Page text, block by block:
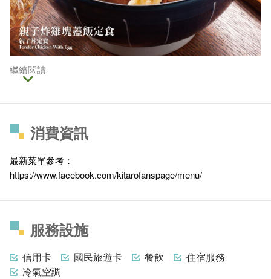
繼續閱讀
消費資訊
最新菜單參考：
https://www.facebook.com/kitarofanspage/menu/
服務設施
信用卡 國民旅遊卡 餐飲
住宿服務
冷氣空調